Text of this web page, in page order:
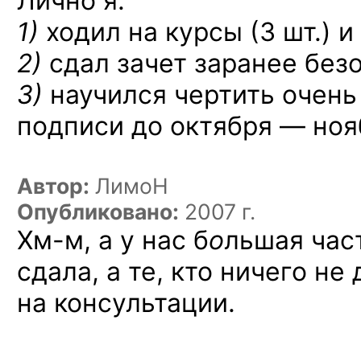
1) ходил на курсы (3 шт.) и
2) сдал зачет заранее
3) научился чертить
подписи до октября —
Автор: ЛимоН
Опубликовано: 2007 г.
Хм-м, а у нас большая
сдала, а те, кто ничего
на консультации.